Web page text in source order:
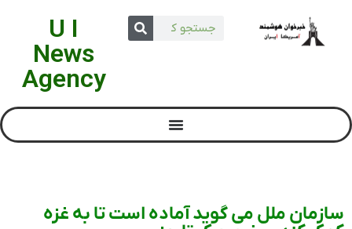
U I
News
Agency
سازمان ملل می گوید آماده است تا به غزه